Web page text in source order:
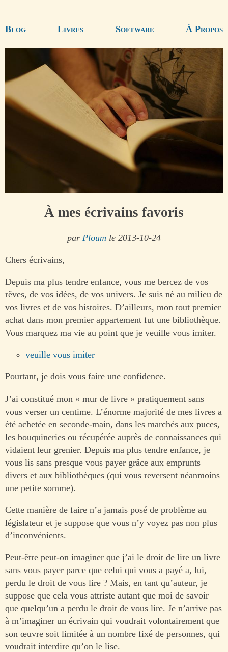
Blog Livres Software À Propos
À mes écrivains favoris
par Ploum le 2013-10-24
Chers écrivains,
Depuis ma plus tendre enfance, vous me bercez de vos
rêves, de vos idées, de vos univers. Je suis né au milieu de
vos livres et de vos histoires. D’ailleurs, mon tout premier
achat dans mon premier appartement fut une bibliothèque.
Vous marquez ma vie au point que je veuille vous imiter.
veuille vous imiter
Pourtant, je dois vous faire une confidence.
J’ai constitué mon « mur de livre » pratiquement sans
vous verser un centime. L’énorme majorité de mes livres a
été achetée en seconde-main, dans les marchés aux puces,
les bouquineries ou récupérée auprès de connaissances qui
vidaient leur grenier. Depuis ma plus tendre enfance, je
vous lis sans presque vous payer grâce aux emprunts
divers et aux bibliothèques (qui vous reversent néanmoins
une petite somme).
Cette manière de faire n’a jamais posé de problème au
législateur et je suppose que vous n’y voyez pas non plus
d’inconvénients.
Peut-être peut-on imaginer que j’ai le droit de lire un livre
sans vous payer parce que celui qui vous a payé a, lui,
perdu le droit de vous lire ? Mais, en tant qu’auteur, je
suppose que cela vous attriste autant que moi de savoir
que quelqu’un a perdu le droit de vous lire. Je n’arrive pas
à m’imaginer un écrivain qui voudrait volontairement que
son œuvre soit limitée à un nombre fixé de personnes, qui
voudrait interdire qu’on le lise.